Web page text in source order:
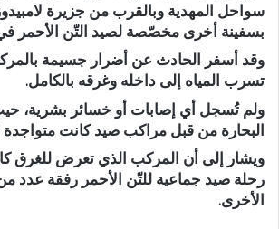
سواحل المهدية وبالقرب من جزيرة
بسفينة أخرى مخصّصة لصيد التّن الأحمر
وقد أسفر الحادث عن أضرار جسيمة
تسرب المياه إلى داخله وغرقه بالكامل.
ولم تُسجل أي إصابات أو خسائر بشرية،
البحارة من قبل مراكب صيد كانت
ويشار إلى أن المركب الذي تعرض للغرق
رحلة صيد جماعية للتّن الأحمر رفقة عدد
الأخرى.